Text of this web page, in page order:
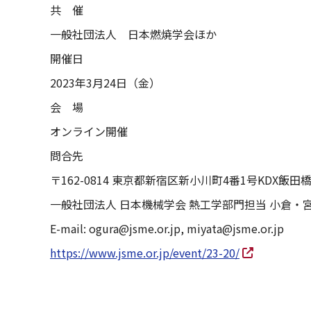
共 催
一般社団法人 日本燃焼学会ほか
開催日
2023年3月24日（金）
会 場
オンライン開催
問合先
〒162-0814 東京都新宿区新小川町4番1号KDX飯田
一般社団法人 日本機械学会 熱工学部門担当 小倉・
E-mail: ogura@jsme.or.jp, miyata@jsme.or.jp
https://www.jsme.or.jp/event/23-20/